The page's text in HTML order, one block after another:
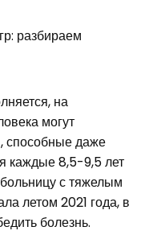
разбираем
на
могут
способные даже
каждые 8,5-9,5 лет
с тяжелым
летом 2021 года, в
болезнь.